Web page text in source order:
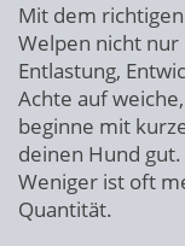
Mit dem
Welpen nicht nur
Entlastung,
Achte auf
beginne mit
deinen Hund
Weniger ist oft
Quantität.